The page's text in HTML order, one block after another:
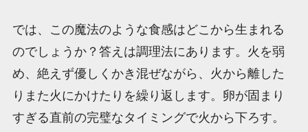
では、この魔法のような食感はどこから生まれる
のでしょうか？答えは調理法にあります。火を弱
め、絶えず優しくかき混ぜながら、火から離した
りまた火にかけたりを繰り返します。卵が固まり
すぎる直前の完璧なタイミングで火から下ろす。